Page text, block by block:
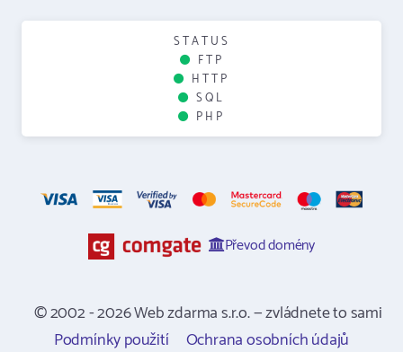
STATUS
FTP
HTTP
SQL
PHP
Převod domény
© 2002 - 2026 Web zdarma s.r.o. — zvládnete to sami
Podmínky použití
Ochrana osobních údajů